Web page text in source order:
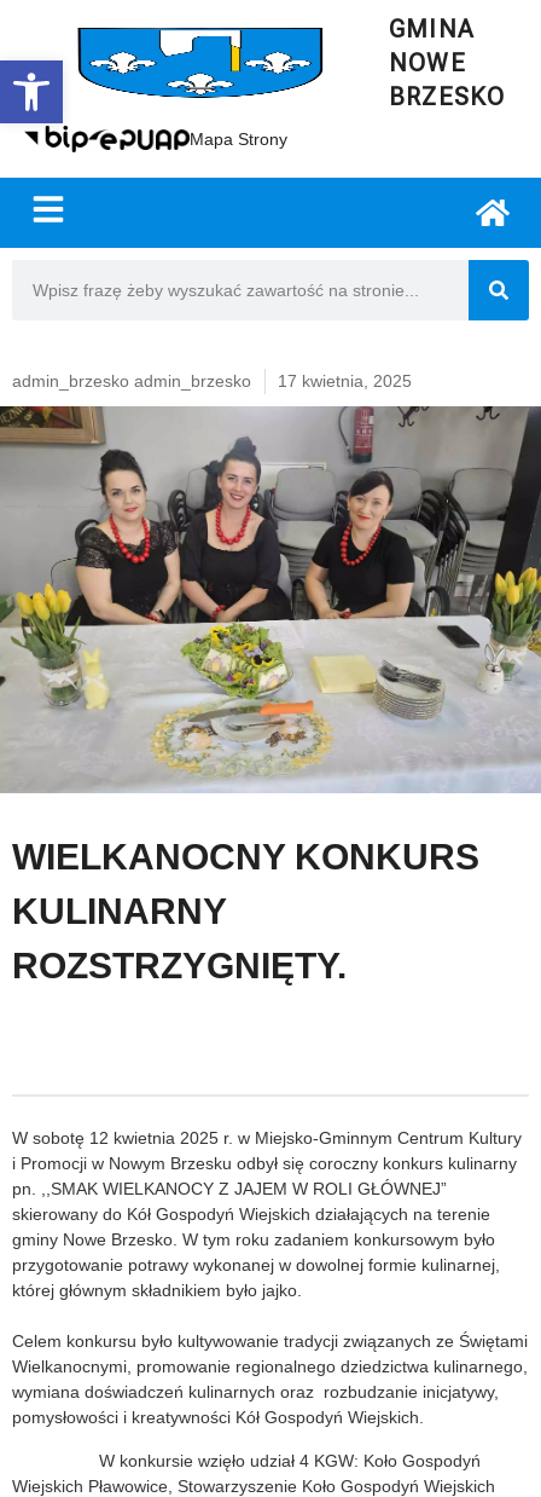
Open toolbar
GMINA
NOWE
BRZESKO
Mapa Strony
admin_brzesko admin_brzesko 17 kwietnia, 2025
WIELKANOCNY KONKURS
KULINARNY
ROZSTRZYGNIĘTY.
W sobotę 12 kwietnia 2025 r. w Miejsko-Gminnym Centrum Kultury
i Promocji w Nowym Brzesku odbył się coroczny konkurs kulinarny
pn. ,,SMAK WIELKANOCY Z JAJEM W ROLI GŁÓWNEJ”
skierowany do Kół Gospodyń Wiejskich działających na terenie
gminy Nowe Brzesko. W tym roku zadaniem konkursowym było
przygotowanie potrawy wykonanej w dowolnej formie kulinarnej,
której głównym składnikiem było jajko.
Celem konkursu było kultywowanie tradycji związanych ze Świętami
Wielkanocnymi, promowanie regionalnego dziedzictwa kulinarnego,
wymiana doświadczeń kulinarnych oraz rozbudzanie inicjatywy,
pomysłowości i kreatywności Kół Gospodyń Wiejskich.
W konkursie wzięło udział 4 KGW: Koło Gospodyń
Wiejskich Pławowice, Stowarzyszenie Koło Gospodyń Wiejskich